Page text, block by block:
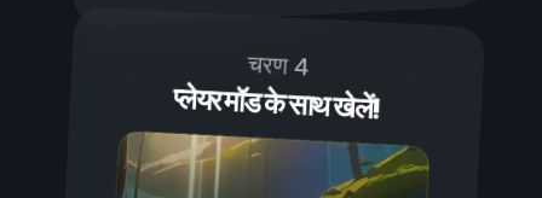
चरण 4
प्लेयर मॉड के साथ खेलें!